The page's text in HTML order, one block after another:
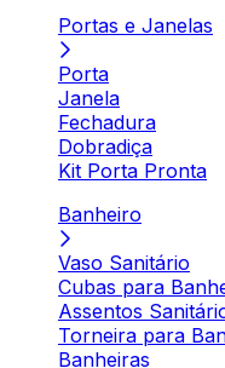
Portas e Janelas
Porta
Janela
Fechadura
Dobradiça
Kit Porta Pronta
Banheiro
Vaso Sanitário
Cubas para
Assentos
Torneira para
Banheiras